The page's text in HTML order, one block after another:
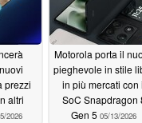
prezzi
altri
2026
Motorola porta il
pieghevole in stile
in più mercati con
SoC Snapdragon
Gen 5 05/13/2026